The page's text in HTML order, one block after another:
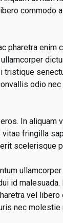
commodo
pharetra
tristique
odio
In
fringilla
scelerisque
id
vel
nec